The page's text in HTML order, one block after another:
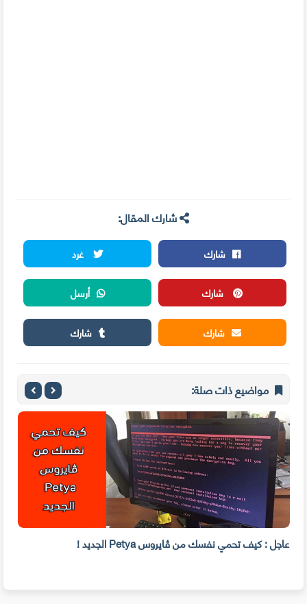
شارك المقال:
شارك
غرد
شارك
أرسل
شارك
شارك
مواضيع ذات صلة:
عاجل : كيف تحمي نفسك من ڤايروس Petya الجديد !